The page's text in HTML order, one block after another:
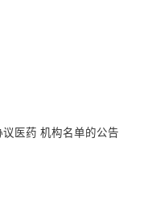
医药 机构名单的公告